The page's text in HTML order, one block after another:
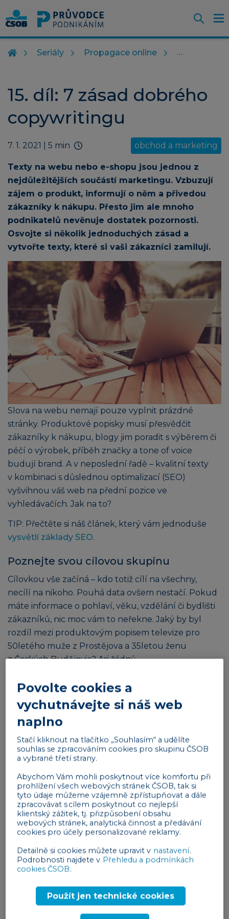
Seriály Propagace online
15. díl: 7 zásad dobrého
copywritingu
7. 1. 2021 | 5 min obchod a marketing
Texty na webu nebo e-shopu jsou jednou z
nejdůležitějších součástí marketingu. Vzbuzují
zájem o produkt, informují o něm a přivedou
zákazníky k nákupu. Přesto jim ale mnoho
podnikatelů nevěnuje dostatek pozornosti.
Osvojte si několik jednoduchých zásad a
vytvořte texty, které si vaši zákazníci zamilují.
Slova na webu nemají pouze vyplnit prázdné
stránky. Produktové popisky musí přesvědčit
zákazníky k nákupu, blogy jim poradit s výběrem či
péčí o výrobek, příběh značky a tone of voice
budují brand. A v neposlední řadě – kvalitní texty
v kombinaci s důslednou optimalizací (SEO)
vyšvihnou váš web na přední pozice ve
vyhledávačích. Jak na to?
TIP: Přečtěte si náš článek, který vám jednoduše
vysvětlí základy SEO.
Poznejte svou cílovou skupinu
Cílovkou vše začíná – kdo totiž cílí na všechny,
necílí na nikoho. Pouhá data ovšem nestačí. Pokud
máte informace o pohlaví, věku, vzdělání či bydlišti
zákazníků, nic moc vám to neřekne. Jaký by byl
rozdíl mezi produktovým popisem televize pro
50letého muže z Prostějova a 35letou ženu
z Českých Budějovic? Asi žádný.
osoby, které vytvoříte na základě
cílové skupiny. Přiřaďte jednotlivým personám
konkrétní profese, zájmy, rozvržení dne, oblíbené
osobou se pokuste co nejvíce seznámit a pochopit,
jak přemýšlí, po čem touží a jaké potřeby jí můžete
uspokojit svým produktem. Texty pak budou
mnohem adresnější, poutavější a barvitější.
Pište účelně
Svoji cílovku už znáte jako vlastní rodinu. Z textů se
vypracovanou obsahovou strategii a buďte v ní
konsistentní. Strategie by měla zahrnovat:
Všechny informace, které potřebujete
zákazníkům sdělit,
strukturu textu,
Povolte cookies a
vychutnávejte si náš web
naplno
Stačí kliknout na tlačítko „Souhlasím“ a udělíte
souhlas se zpracováním cookies pro skupinu ČSOB
a vybrané třetí strany.
Abychom Vám mohli poskytnout více komfortu při
prohlížení všech webových stránek ČSOB, tak si
tyto údaje můžeme vzájemně zpřístupňovat a dále
zpracovávat s cílem poskytnout co nejlepší
klientský zážitek, tj. přizpůsobení obsahu
webových stránek, analytická činnost a předávání
cookies pro účely personalizované reklamy.
Detailně si cookies můžete upravit v nastavení.
Podrobnosti najdete v Přehledu a podmínkách
cookies ČSOB.
Použít jen technické cookies